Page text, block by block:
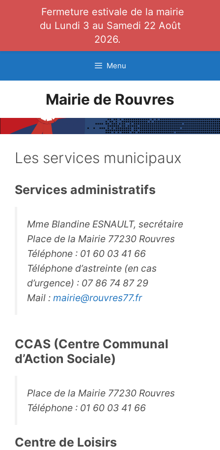
contenu
Menu
Mairie de Rouvres
Les services municipaux
Services administratifs
Mme Blandine ESNAULT, secrétaire
Place de la Mairie 77230 Rouvres
Téléphone : 01 60 03 41 66
Téléphone d’astreinte (en cas
d’urgence) : 07 86 74 87 29
Mail : mairie@rouvres77.fr
CCAS (Centre Communal
d’Action Sociale)
Place de la Mairie 77230 Rouvres
Téléphone : 01 60 03 41 66
Centre de Loisirs
Fermeture estivale de la mairie
du Lundi 3 au Samedi 22 Août
2026.